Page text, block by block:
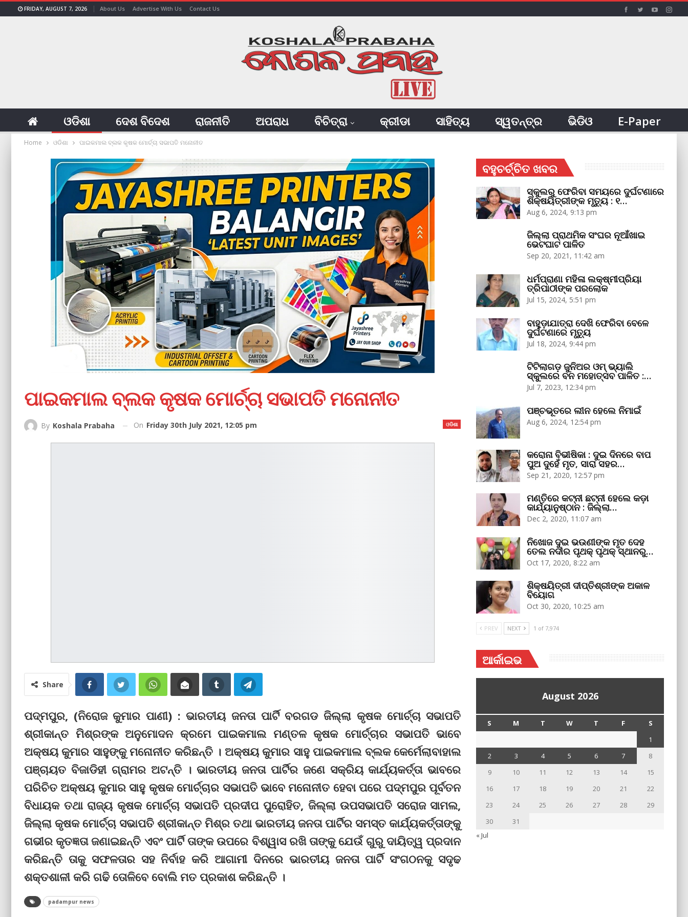
FRIDAY, AUGUST 7, 2026 About Us Advertise With Us Contact Us
ଓଡିଶା ଦେଶ ବିଦେଶ ରାଜନୀତି ଅପରାଧ ବିଚିତ୍ରା କ୍ରୀଡା ସାହିତ୍ୟ ସ୍ୱତନ୍ତ୍ର ଭିଡିଓ E-Paper
Home ଓଡିଶା ପାଇକମାଲ ବ୍ଲକ କୃଷକ ମୋର୍ଚ୍ଚା ସଭାପତି ମନୋନୀତ
ପାଇକମାଲ ବ୍ଲକ କୃଷକ ମୋର୍ଚ୍ଚା ସଭାପତି ମନୋନୀତ
ଓଡିଶା
By Koshala Prabaha On Friday 30th July 2021, 12:05 pm
Share
ପଦ୍ମପୁର, (ନିରୋଜ କୁମାର ପାଣୀ) : ଭାରତୀୟ ଜନତା ପାର୍ଟି ବରଗଡ ଜିଲ୍ଲା କୃଷକ ମୋର୍ଚ୍ଚା ସଭାପତି
ଶ୍ରୀକାନ୍ତ ମିଶ୍ରଙ୍କ ଅନୁମୋଦନ କ୍ରମେ ପାଇକମାଲ ମଣ୍ତଳ କୃଷକ ମୋର୍ଚ୍ଚାର ସଭାପତି ଭାବେ
ଅକ୍ଷୟ କୁମାର ସାହୁଙ୍କୁ ମନୋନୀତ କରିଛନ୍ତି । ଅକ୍ଷୟ କୁମାର ସାହୁ ପାଇକମାଲ ବ୍ଲକ କେର୍ମେଲାବାହାଲ
ପଞ୍ଚାୟତ ବିଜାଡିହୀ ଗ୍ରାମର ଅଟନ୍ତି । ଭାରତୀୟ ଜନତା ପାର୍ଟିର ଜଣେ ସକ୍ରିୟ କାର୍ଯ୍ୟକର୍ତ୍ତା ଭାବରେ
ପରିଚିତ ଅକ୍ଷୟ କୁମାର ସାହୁ କୃଷକ ମୋର୍ଚ୍ଚାର ସଭାପତି ଭାବେ ମନୋନୀତ ହେବା ପରେ ପଦ୍ମପୁର ପୂର୍ବତନ
ବିଧାୟକ ତଥା ରାଜ୍ୟ କୃଷକ ମୋର୍ଚ୍ଚା ସଭାପତି ପ୍ରଦୀପ ପୁରୋହିତ, ଜିଲ୍ଲା ଉପସଭାପତି ସରୋଜ ସାମଲ,
ଜିଲ୍ଲା କୃଷକ ମୋର୍ଚ୍ଚା ସଭାପତି ଶ୍ରୀକାନ୍ତ ମିଶ୍ର ତଥା ଭାରତୀୟ ଜନତା ପାର୍ଟିର ସମସ୍ତ କାର୍ଯ୍ୟକର୍ତ୍ତାଙ୍କୁ
ଗଭୀର କୃତଜ୍ଞତା ଜଣାଇଛନ୍ତି ଏବଂ ପାର୍ଟି ତାଙ୍କ ଉପରେ ବିଶ୍ୱାସ ରଖି ତାଙ୍କୁ ଯେଉଁ ଗୁରୁ ଦାୟିତ୍ୱ ପ୍ରଦାନ
କରିଛନ୍ତି ତାକୁ ସଫଳତାର ସହ ନିର୍ବାହ କରି ଆଗାମୀ ଦିନରେ ଭାରତୀୟ ଜନତା ପାର୍ଟି ସଂଗଠନକୁ ସଦୃଢ
ଶକ୍ତଶାଳୀ କରି ଗଢି ତୋଳିବେ ବୋଲି ମତ ପ୍ରକାଶ କରିଛନ୍ତି ।
padampur news
ବହୁଚର୍ଚ୍ଚିତ ଖବର
ସ୍କୁଲରୁ ଫେରିବା ସମୟରେ ଦୁର୍ଘଟଣାରେ
ଶିକ୍ଷୟିତ୍ରୀଙ୍କ ମୃତ୍ୟୁ : ୧…
Aug 6, 2024, 9:13 pm
ଜିଲ୍ଲା ପ୍ରାଥମିକ ସଂଘର ନୂଆଁଖାଇ
ଭେଟଘାଟ ପାଳିତ
Sep 20, 2021, 11:42 am
ଧର୍ମପ୍ରାଣା ମହିଳା ଲକ୍ଷ୍ମୀପ୍ରିୟା
ତ୍ରିପାଠୀଙ୍କ ପରଲୋକ
Jul 15, 2024, 5:51 pm
ବାହୁଡ଼ାଯାତ୍ରା ଦେଖି ଫେରିବା ବେଳେ
ଦୁର୍ଘଟଣାରେ ମୃତ୍ୟୁ
Jul 18, 2024, 9:44 pm
ଟିଟିଲାଗଡ଼ ଜୁନିଅର ଓମ୍‌ ଭ୍ୟାଲି
ସ୍କୁଲରେ ବନ ମହୋତ୍ସବ ପାଳିତ :…
Jul 7, 2023, 12:34 pm
ପଞ୍ଚଭୂତରେ ଲୀନ ହେଲେ ନିମାଇଁ
Aug 6, 2024, 12:54 pm
କରୋନା ବିଭୀଷିକା : ଦୁଇ ଦିନରେ ବାପ
ପୁଅ ଦୁହେଁ ମୃତ, ସାରା ସହର…
Sep 21, 2020, 12:57 pm
ମଣ୍ତିରେ କଟ୍‌ନୀ ଛଟ୍‌ନୀ ହେଲେ କଡ଼ା
କାର୍ଯ୍ୟାନୁଷ୍ଠାନ : ଜିଲ୍ଲା…
Dec 2, 2020, 11:07 am
ନିଖୋଜ ଦୁଇ ଭଉଣୀଙ୍କ ମୃତ ଦେହ
ତେଲ ନଦୀର ପୃଥକ୍‌ ପୃଥକ୍‌ ସ୍ଥାନରୁ…
Oct 17, 2020, 8:22 am
ଶିକ୍ଷୟିତ୍ରୀ ଦୀପ୍ତିଶ୍ରୀଙ୍କ ଅକାଳ
ବିୟୋଗ
Oct 30, 2020, 10:25 am
PREV NEXT 1 of 7,974
ଆର୍କାଇଭ
August 2026
S M T W T F
S
1
2
3 4 5 6 7
8
9
10 11 12 13 14
15
16
17 18 19 20 21
22
23
24 25 26 27 28
29
30
31
« Jul